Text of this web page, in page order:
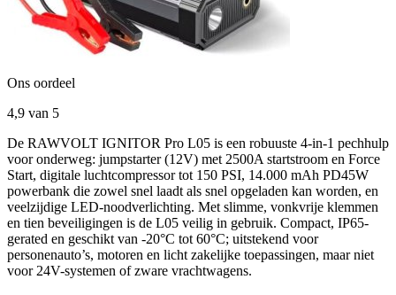
Ons oordeel
4,9 van 5
De RAWVOLT IGNITOR Pro L05 is een robuuste 4-in-1 pechhulp
voor onderweg: jumpstarter (12V) met 2500A startstroom en Force
Start, digitale luchtcompressor tot 150 PSI, 14.000 mAh PD45W
powerbank die zowel snel laadt als snel opgeladen kan worden, en
veelzijdige LED-noodverlichting. Met slimme, vonkvrije klemmen
en tien beveiligingen is de L05 veilig in gebruik. Compact, IP65-
gerated en geschikt van -20°C tot 60°C; uitstekend voor
personenauto’s, motoren en licht zakelijke toepassingen, maar niet
voor 24V-systemen of zware vrachtwagens.